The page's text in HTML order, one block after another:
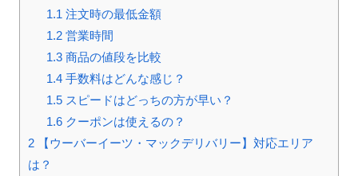
1.1 注文時の最低金額
1.2営業時間
1.3商品の値段を比較
1.4手数料はどんな感じ？
1.5スピードはどっちの方が早い？
1.6クーポンは使えるの？
2 【ウーバーイーツ・マックデリバリー】対応エリア
は？